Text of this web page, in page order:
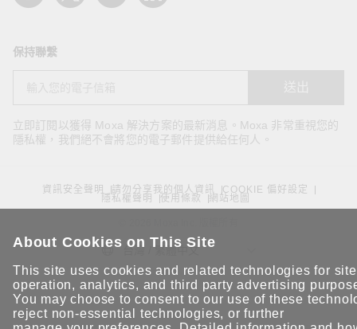
公司名稱*
保持聯繫
立即訂閱以獲得 Moxa 解決方案的最新消息。Moxa 非常重視您的
隱私權，我們絕不會將您的電子郵件提供給任何人。
資訊安全聲明 請勿分享我的個人資訊 COOKIE 偏好設定
隱私權聲明 使用條款 網站地圖
台灣 / 繁體中文
About Cookies on This Site
This site uses cookies and related technologies for site
operation, analytics, and third party advertising
You may choose to consent to our use of these
reject non-essential technologies, or further